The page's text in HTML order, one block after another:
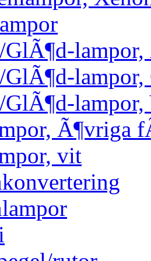
GlÃ¶d-
lampor,
GlÃ¶d-
Ã¶vriga
vit